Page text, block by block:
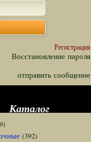
Регистрация
Восстановление пароля
отправить сообщение
Каталог
(392)